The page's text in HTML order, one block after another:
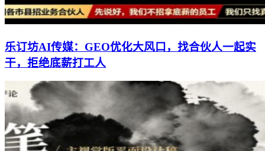
乐订坊AI传媒：GEO优化大风口，找合伙人一起实
干，拒绝底薪打工人